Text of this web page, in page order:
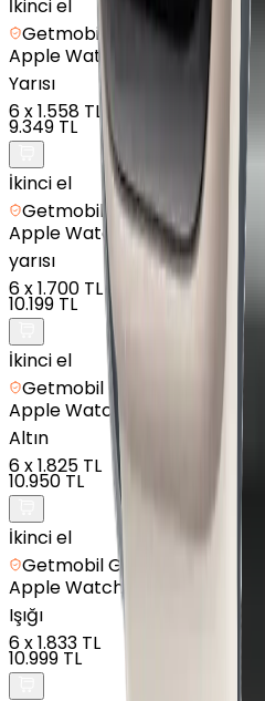
İkinci el
Getmobil Güvencesi
AppleWatch SE 2 -
Yarısı
6x1.558 TL
9.349 TL
İkinci el
Getmobil Güvencesi
AppleWatch SE -
yarısı
6x1.700 TL
10.199 TL
İkinci el
Getmobil Güvencesi
AppleWatch Series 6 -
Altın
6x1.825 TL
10.950 TL
İkinci el
Getmobil Güvencesi
AppleWatch SE 2 -
Işığı
6x1.833 TL
10.999 TL